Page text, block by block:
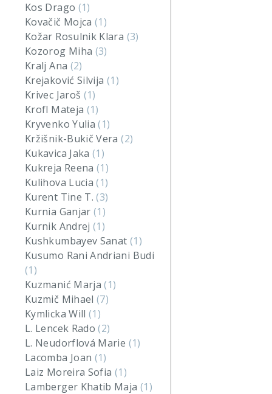
Kos Drago (1)
Kovačič Mojca(1)
Kožar Rosulnik Klara (3)
Kozorog Miha (3)
Kralj Ana (2)
Krejaković Silvija (1)
Krivec Jaroš (1)
Krofl Mateja (1)
Kryvenko Yulia(1)
Kržišnik-Bukič Vera(2)
Kukavica Jaka(1)
Kukreja Reena(1)
Kulihova Lucia(1)
Kurent Tine T.(3)
Kurnia Ganjar(1)
Kurnik Andrej(1)
Kushkumbayev Sanat (1)
Kusumo Rani Andriani Budi
(1)
Kuzmanić Marja(1)
Kuzmič Mihael(7)
Kymlicka Will(1)
L. Lencek Rado(2)
L. Neudorflová Marie (1)
Lacomba Joan (1)
Laiz Moreira Sofia (1)
Lamberger Khatib Maja (1)